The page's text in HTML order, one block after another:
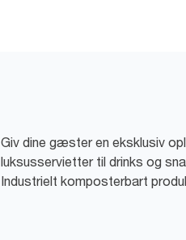
Giv dine gæster en eksklusiv
luksusservietter til drinks og
Industrielt komposterbart